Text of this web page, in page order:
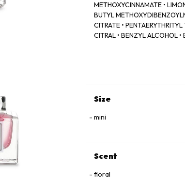
METHOXYCINNAMATE •
BUTYL
CITRATE •
CITRAL • BENZYL ALCOHOL
Size
mini
Scent
floral